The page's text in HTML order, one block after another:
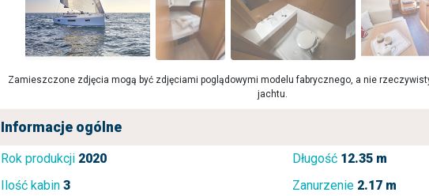
Zamieszczone zdjęcia mogą być zdjęciami poglądowymi modelu fabrycznego, a nie
jachtu.
Informacje ogólne
Rok produkcji 2020
Ilość kabin 3
Długość 12.35 m
Zanurzenie 2.17 m